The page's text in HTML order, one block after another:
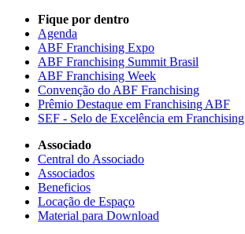
Fique por dentro
Agenda
ABF Franchising Expo
ABF Franchising Summit Brasil
ABF Franchising Week
Convenção do ABF Franchising
Prêmio Destaque em Franchising ABF
SEF - Selo de Excelência em Franchising
Associado
Central do Associado
Associados
Beneficios
Locação de Espaço
Material para Download